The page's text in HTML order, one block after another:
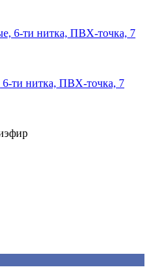
6-ти нитка, ПВХ-точка, 7